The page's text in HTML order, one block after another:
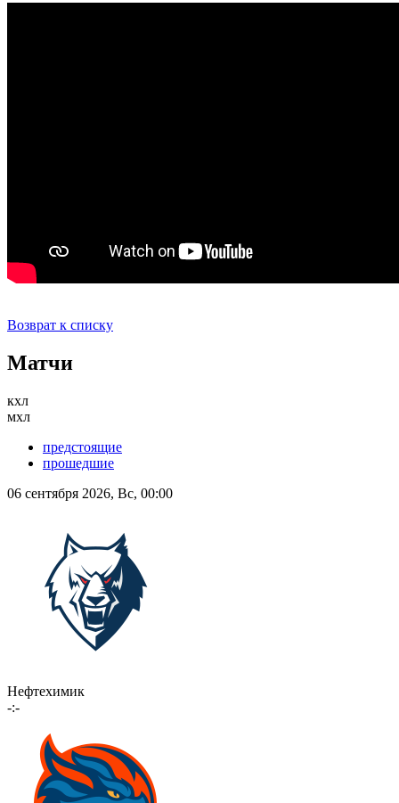
Возврат к списку
Матчи
кхл
мхл
предстоящие
прошедшие
06 сентября 2026, Вс, 00:00
Нефтехимик
-:-